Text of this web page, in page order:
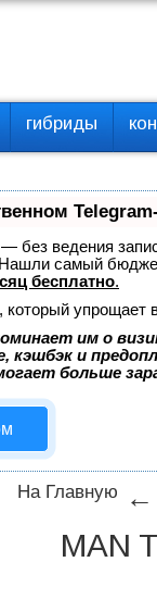
гибриды
без ведения
Нашли самый
бесплатно.
упрощает
им о
кэшбэк и
больше
На Главную
MAN